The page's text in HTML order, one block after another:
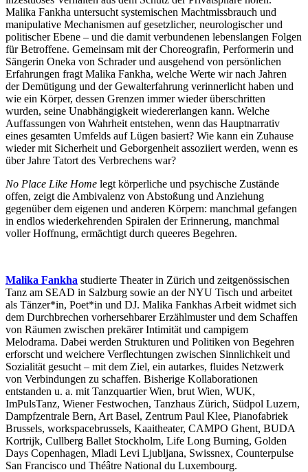
Malika Fankha untersucht systemischen Machtmissbrauch und
manipulative Mechanismen auf gesetzlicher, neurologischer und
politischer Ebene – und die damit verbundenen lebenslangen Folgen
für Betroffene. Gemeinsam mit der Choreografin, Performerin und
Sängerin Oneka von Schrader und ausgehend von persönlichen
Erfahrungen fragt Malika Fankha, welche Werte wir nach Jahren
der Demütigung und der Gewalterfahrung verinnerlicht haben und
wie ein Körper, dessen Grenzen immer wieder überschritten
wurden, seine Unabhängigkeit wiedererlangen kann. Welche
Auffassungen von Wahrheit entstehen, wenn das Hauptnarrativ
eines gesamten Umfelds auf Lügen basiert? Wie kann ein Zuhause
wieder mit Sicherheit und Geborgenheit assoziiert werden, wenn es
über Jahre Tatort des Verbrechens war?
No Place Like Home legt körperliche und psychische Zustände
offen, zeigt die Ambivalenz von Abstoßung und Anziehung
gegenüber dem eigenen und anderen Körpern: manchmal gefangen
in endlos wiederkehrenden Spiralen der Erinnerung, manchmal
voller Hoffnung, ermächtigt durch queeres Begehren.
Malika Fankha studierte Theater in Zürich und zeitgenössischen
Tanz am SEAD in Salzburg sowie an der NYU Tisch und arbeitet
als Tänzer*in, Poet*in und DJ. Malika Fankhas Arbeit widmet sich
dem Durchbrechen vorhersehbarer Erzählmuster und dem Schaffen
von Räumen zwischen prekärer Intimität und campigem
Melodrama. Dabei werden Strukturen und Politiken von Begehren
erforscht und weichere Verflechtungen zwischen Sinnlichkeit und
Sozialität gesucht – mit dem Ziel, ein autarkes, fluides Netzwerk
von Verbindungen zu schaffen. Bisherige Kollaborationen
entstanden u. a. mit Tanzquartier Wien, brut Wien, WUK,
ImPulsTanz, Wiener Festwochen, Tanzhaus Zürich, Südpol Luzern,
Dampfzentrale Bern, Art Basel, Zentrum Paul Klee, Pianofabriek
Brussels, workspacebrussels, Kaaitheater, CAMPO Ghent, BUDA
Kortrijk, Cullberg Ballet Stockholm, Life Long Burning, Golden
Days Copenhagen, Mladi Levi Ljubljana, Swissnex, Counterpulse
San Francisco und Théâtre National du Luxembourg.